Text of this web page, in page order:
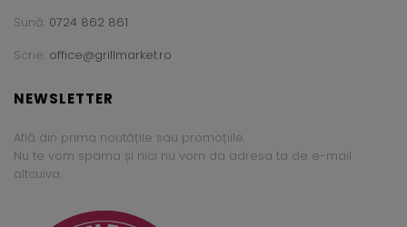
Sună: 0724 862 861
Scrie: office@grillmarket.ro
NEWSLETTER
Află din prima noutățile sau promoțiile.
Nu te vom spama și nici nu vom da adresa ta de e-mail
altcuiva.